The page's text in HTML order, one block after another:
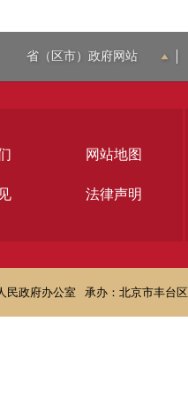
省（区市）政府网站
网站地图
法律声明
民政府办公室 承办：北京市丰台